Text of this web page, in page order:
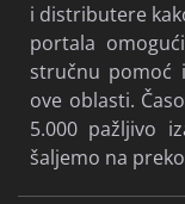
i distributere
portala
stručnu pomoć
ove oblasti.
5.000 pažljivo
šaljemo na